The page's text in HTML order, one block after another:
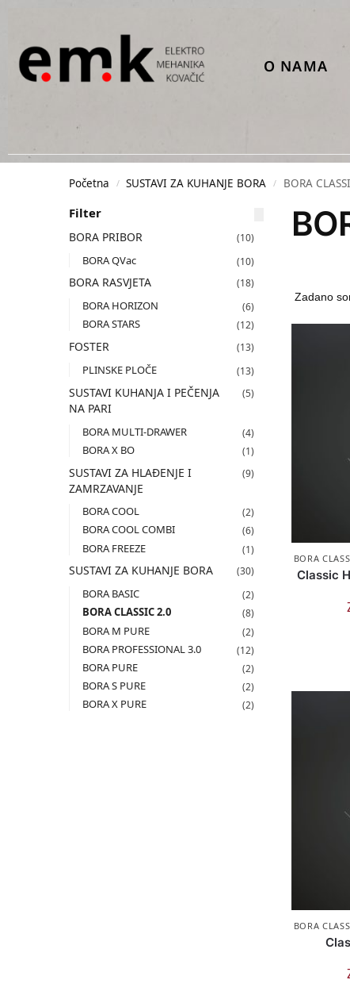
O NAMA
Početna / SUSTAVI ZA KUHANJE BORA / BORA
BORA
Classic
BORA
Filter
BORA PRIBOR (10)
BORA QVac (10)
BORA RASVJETA (18)
BORA HORIZON (6)
BORA STARS (12)
FOSTER (13)
PLINSKE PLOČE (13)
SUSTAVI KUHANJA I PEČENJA
NA PARI
(5)
BORA MULTI-DRAWER (4)
BORA X BO (1)
SUSTAVI ZA HLAĐENJE I
ZAMRZAVANJE
(9)
BORA COOL (2)
BORA COOL COMBI (6)
BORA FREEZE (1)
SUSTAVI ZA KUHANJE BORA (30)
BORA BASIC (2)
BORA CLASSIC 2.0 (8)
BORA M PURE (2)
BORA PROFESSIONAL 3.0 (12)
BORA PURE (2)
BORA S PURE (2)
BORA X PURE (2)